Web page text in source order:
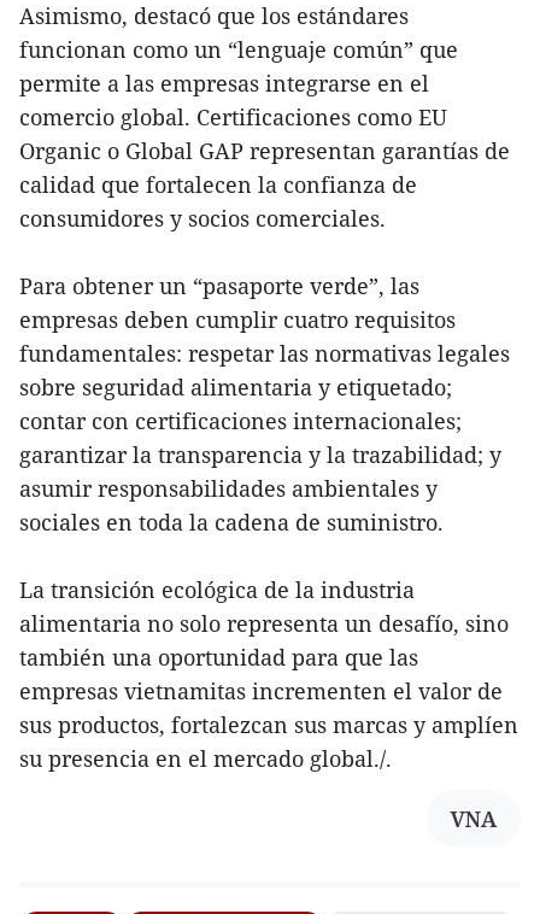
Asimismo, destacó que los estándares
funcionan como un “lenguaje común” que
permite a las empresas integrarse en el
comercio global. Certificaciones como EU
Organic o Global GAP representan garantías de
calidad que fortalecen la confianza de
consumidores y socios comerciales.
Para obtener un “pasaporte verde”, las
empresas deben cumplir cuatro requisitos
fundamentales: respetar las normativas legales
sobre seguridad alimentaria y etiquetado;
contar con certificaciones internacionales;
garantizar la transparencia y la trazabilidad; y
asumir responsabilidades ambientales y
sociales en toda la cadena de suministro.
La transición ecológica de la industria
alimentaria no solo representa un desafío, sino
también una oportunidad para que las
empresas vietnamitas incrementen el valor de
sus productos, fortalezcan sus marcas y amplíen
su presencia en el mercado global./.
VNA